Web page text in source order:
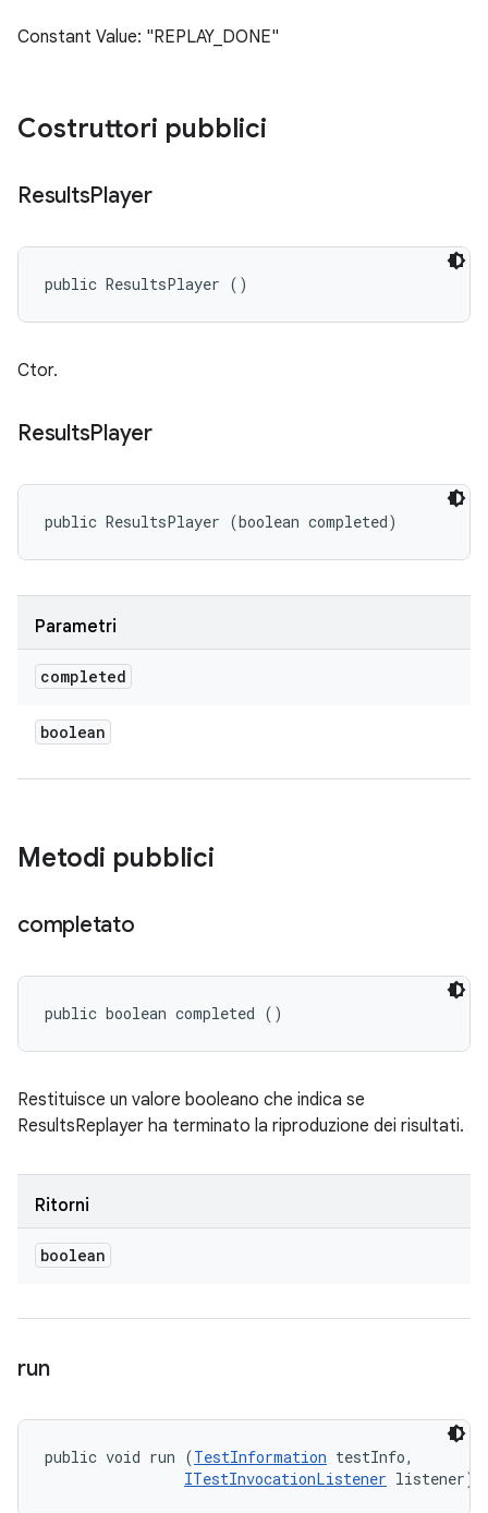
Constant Value: "REPLAY_DONE"
Costruttori pubblici
ResultsPlayer
public ResultsPlayer ()
Ctor.
ResultsPlayer
public ResultsPlayer (boolean completed)
Parametri
completed
boolean
Metodi pubblici
completato
public boolean completed ()
Restituisce un valore booleano che indica se
ResultsReplayer ha terminato la riproduzione dei risultati.
Ritorni
boolean
run
public void run (TestInformation testInfo,
ITestInvocationListener listener)